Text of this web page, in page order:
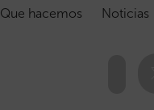
Que hacemos Noticias